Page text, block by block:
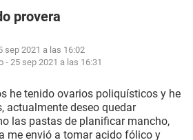
provera
sep 2021 a las 16:02
-25 sep 2021 a las 16:31
he tenido ovarios poliquísticos y he
actualmente deseo quedar
las pastas de planificar mancho,
me envió a tomar acido fólico y